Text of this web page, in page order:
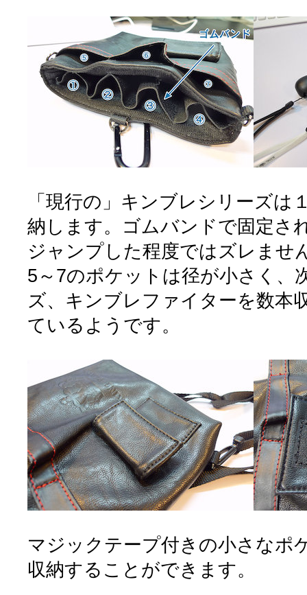
「現行の」キンブレシリーズは
納します。ゴムバンドで固定さ
ジャンプした程度ではズレませ
5～7のポケットは径が小さく、
ズ、キンブレファイターを数本
ているようです。
マジックテープ付きの小さなポ
収納することができます。